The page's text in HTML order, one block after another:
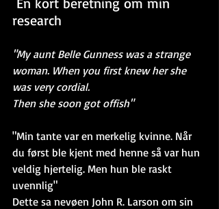
research
"My aunt Belle Gunness was a strange
woman. When you first knew her she
was very cordial.
Then she soon got offish"
"Min tante var en merkelig kvinne. Når
du først ble kjent med henne så var hun
veldig hjertelig. Men hun ble raskt
uvennlig"
Dette sa nevøen John R. Larson om sin